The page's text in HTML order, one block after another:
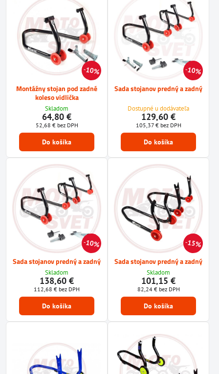
10%
Montážny stojan pod zadné
koleso vidlička
Skladom
64,80 €
52,68 € bez DPH
Do košíka
10%
Sada stojanov predný a zadný
Dostupné u dodávateľa
129,60 €
105,37 € bez DPH
Do košíka
10%
Sada stojanov predný a zadný
Skladom
138,60 €
112,68 € bez DPH
Do košíka
15%
Sada stojanov predný a zadný
Skladom
101,15 €
82,24 € bez DPH
Do košíka